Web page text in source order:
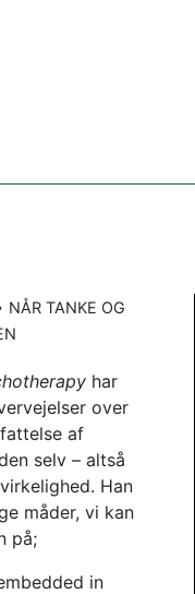
NÅR TANKE OG
har
over
af
selv – altså
Han
måder, vi kan
på;
in